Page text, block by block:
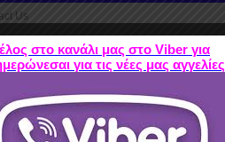
Us
στο κανάλι μας στο Viber για
για τις νέες μας αγγελίες